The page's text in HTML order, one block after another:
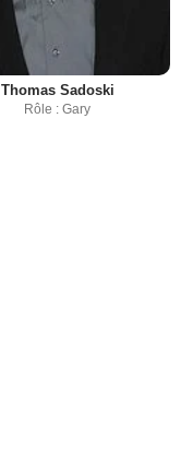
Thomas Sadoski
Rôle : Gary